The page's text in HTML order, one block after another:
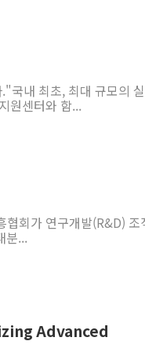
국내 최초, 최대 규모의
원센터와 함...
협회가 연구개발(R&D) 조
분...
Advanced